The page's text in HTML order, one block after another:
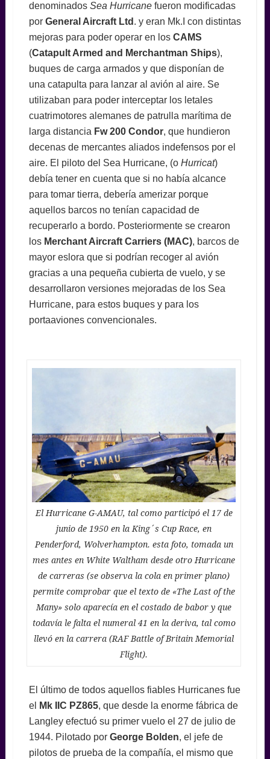
denominados Sea Hurricanefueron modificadas
por General Aircraft Ltd . y eran Mk.I con distintas
mejoras para poder operar en los CAMS
(Catapult Armed and Merchantman Ships),
buques de carga armados y que disponían de
una catapulta para lanzar al avión al aire. Se
utilizaban para poder interceptar los letales
cuatrimotores alemanes de patrulla marítima de
larga distanciaFw 200 Condor, que hundieron
decenas de mercantes aliados indefensos por el
aire. El piloto del Sea Hurricane, (o Hurricat)
debía tener en cuenta que si no había alcance
para tomar tierra, debería amerizar porque
aquellos barcos no tenían capacidad de
recuperarlo a bordo. Posteriormente se crearon
losMerchant Aircraft Carriers (MAC), barcos de
mayor eslora que si podrían recoger al avión
gracias a una pequeña cubierta de vuelo, y se
desarrollaron versiones mejoradas de los Sea
Hurricane, para estos buques y para los
portaaviones convencionales.
El Hurricane G-AMAU, tal como participó el 17 de
junio de 1950 en la King´s Cup Race, en
Penderford, Wolverhampton. esta foto, tomada un
mes antes en White Waltham desde otro Hurricane
de carreras (se observa la cola en primer plano)
permite comprobar que el texto de «The Last of the
Many» solo aparecía en el costado de babor y que
todavía le falta el numeral 41 en la deriva, tal como
llevó en la carrera (RAF Battle of Britain Memorial
Flight).
El último de todos aquellos fiables Hurricanes fue
el
Mk IIC PZ865, que desde la enorme fábrica de
Langley efectuó su primer vuelo el 27 de julio de
1944. Pilotado por George Bolden, el jefe de
pilotos de prueba de la compañía, el mismo que